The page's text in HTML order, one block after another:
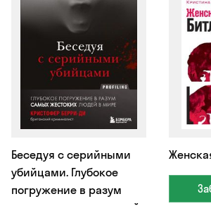
Беседуя с серийными
убийцами. Глубокое
погружение в разум